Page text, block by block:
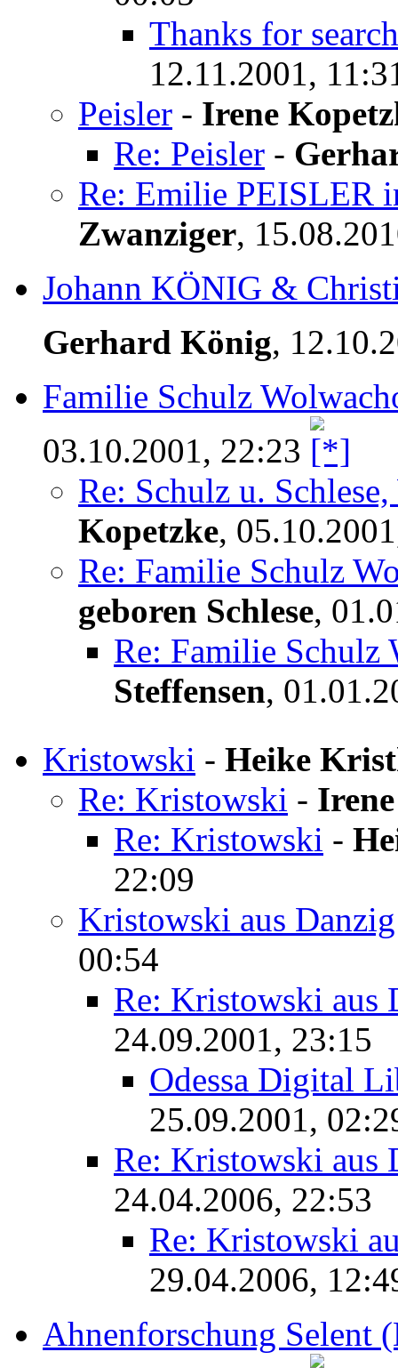
Thanks for
12.11.2001,
Peisler - Irene
Re: Peisler -
Re: Emilie PEISLER
Zwanziger,
Johann KÖNIG &
Gerhard König,
Familie Schulz
03.10.2001, 22:23
Re: Schulz u.
Kopetzke,
Re: Familie Schulz
geboren Schlese,
Re: Familie Schulz
Steffensen,
Kristowski - Heike
Re: Kristowski -
Re: Kristowski -
22:09
Kristowski aus Danzig
00:54
Re: Kristowski aus
24.09.2001, 23:15
Odessa Digital
25.09.2001,
Re: Kristowski aus
24.04.2006, 22:53
Re: Kristowski
29.04.2006,
Ahnenforschung Selent